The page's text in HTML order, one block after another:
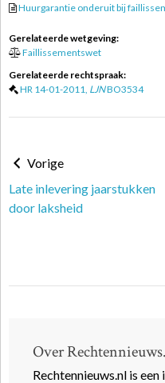
Huurgarantie onderuit bij
Gerelateerde wetgeving:
Faillissementswet
Gerelateerde rechtspraak:
HR 14-01-2011, LJNBO3534
Vorige
Late inlevering jaarstukken
door laksheid
Over
Rechtennieuws.nl is